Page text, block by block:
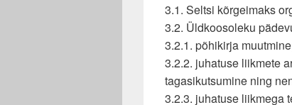
3.1. Seltsi kõrgeimaks
3.2. Üldkoosoleku
3.2.1. põhikirja
3.2.2. juhatuse liikmete
tagasikutsumine ning
3.2.3. juhatuse liikmega